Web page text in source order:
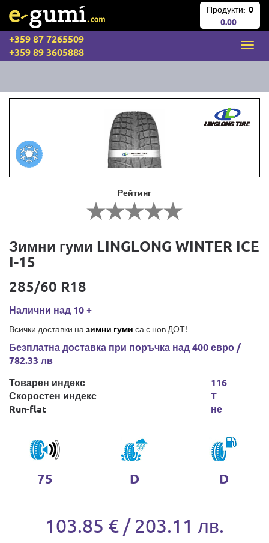
Продукти: 0
0.00
+359 87 7265509
+359 89 3605888
Рейтинг
Зимни гуми LINGLONG WINTER ICE
I-15
285/60 R18
Налични над 10 +
Всички доставки на зимни гуми са с нов ДОТ!
Безплатна доставка при поръчка над 400 евро /
782.33 лв
Товарен индекс
Скоростен индекс
Run-flat
116
T
не
75 D D
103.85 € / 203.11 лв.